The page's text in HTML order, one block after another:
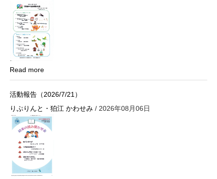
Read more
活動報告（2026/7/21）
りぷりんと・狛江 かわせみ / 2026年08月06日